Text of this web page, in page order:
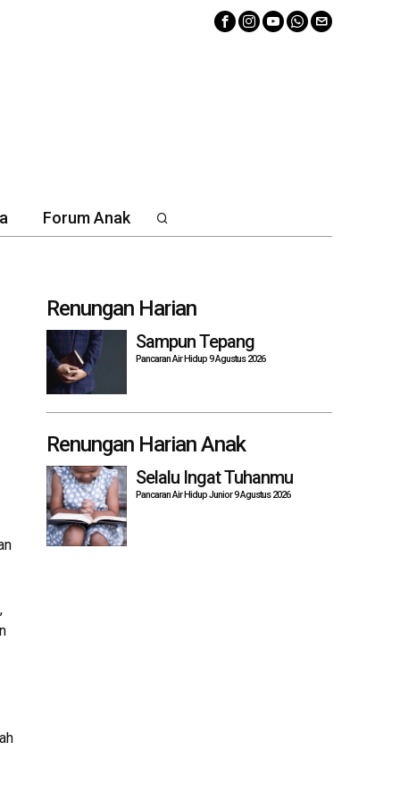
Forum Anak
Renungan Harian
Sampun Tepang
Pancaran Air Hidup 9 Agustus 2026
Renungan Harian Anak
Selalu Ingat Tuhanmu
Pancaran Air Hidup Junior 9 Agustus 2026